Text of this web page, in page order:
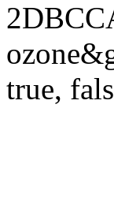
true,